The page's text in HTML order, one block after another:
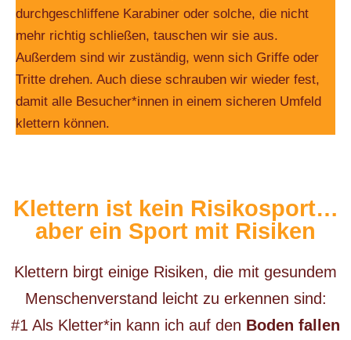
durchgeschliffene Karabiner oder solche, die nicht
mehr richtig schließen, tauschen wir sie aus.
Außerdem sind wir zuständig, wenn sich Griffe oder
Tritte drehen. Auch diese schrauben wir wieder fest,
damit alle Besucher*innen in einem sicheren Umfeld
klettern können.
Klettern ist kein Risikosport…
aber ein Sport mit Risiken
Klettern birgt einige Risiken, die mit gesundem
Menschenverstand leicht zu erkennen sind:
#1 Als Kletter*in kann ich auf den Boden fallen